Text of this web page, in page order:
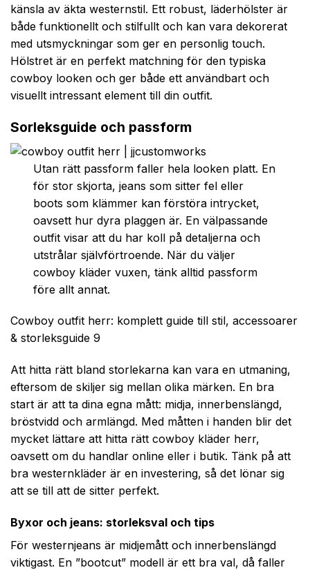
känsla av äkta westernstil. Ett robust, läderhölster är
både funktionellt och stilfullt och kan vara dekorerat
med utsmyckningar som ger en personlig touch.
Hölstret är en perfekt matchning för den typiska
cowboy looken och ger både ett användbart och
visuellt intressant element till din outfit.
Sorleksguide och passform
Utan rätt passform faller hela looken platt. En
för stor skjorta, jeans som sitter fel eller
boots som klämmer kan förstöra intrycket,
oavsett hur dyra plaggen är. En välpassande
outfit visar att du har koll på detaljerna och
utstrålar självförtroende. När du väljer
cowboy kläder vuxen, tänk alltid passform
före allt annat.
Cowboy outfit herr: komplett guide till stil, accessoarer
& storleksguide 9
Att hitta rätt bland storlekarna kan vara en utmaning,
eftersom de skiljer sig mellan olika märken. En bra
start är att ta dina egna mått: midja, innerbenslängd,
bröstvidd och armlängd. Med måtten i handen blir det
mycket lättare att hitta rätt cowboy kläder herr,
oavsett om du handlar online eller i butik. Tänk på att
bra westernkläder är en investering, så det lönar sig
att se till att de sitter perfekt.
Byxor och jeans: storleksval och tips
För westernjeans är midjemått och innerbenslängd
viktigast. En ”bootcut” modell är ett bra val, då faller